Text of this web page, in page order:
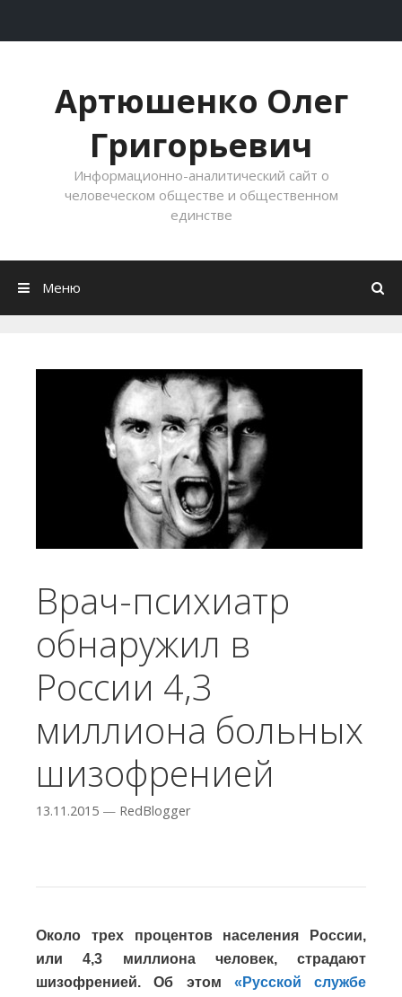
Артюшенко Олег
Григорьевич
Информационно-аналитический сайт о
человеческом обществе и общественном
единстве
Меню
Врач-психиатр
обнаружил в
России 4,3
миллиона больных
шизофренией
13.11.2015 — RedBlogger
Около трех процентов населения России,
или 4,3 миллиона человек, страдают
шизофренией. Об этом «Русской службе